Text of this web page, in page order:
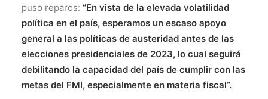
puso reparos: “En vista de la elevada volatilidad
política en el país, esperamos un escaso apoyo
general a las políticas de austeridad antes de las
elecciones presidenciales de 2023, lo cual seguirá
debilitando la capacidad del país de cumplir con las
metas del FMI, especialmente en materia fiscal”.